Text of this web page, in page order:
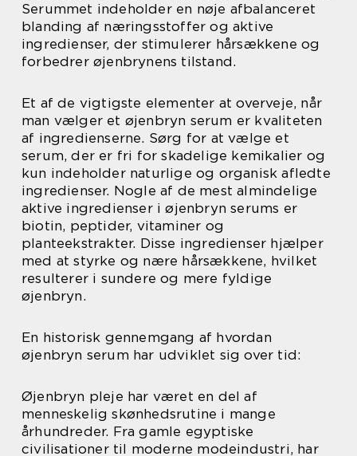
Serummet indeholder en nøje afbalanceret
blanding af næringsstoffer og aktive
ingredienser, der stimulerer hårsækkene og
forbedrer øjenbrynens tilstand.
Et af de vigtigste elementer at overveje, når
man vælger et øjenbryn serum er kvaliteten
af ingredienserne. Sørg for at vælge et
serum, der er fri for skadelige kemikalier og
kun indeholder naturlige og organisk afledte
ingredienser. Nogle af de mest almindelige
aktive ingredienser i øjenbryn serums er
biotin, peptider, vitaminer og
planteekstrakter. Disse ingredienser hjælper
med at styrke og nære hårsækkene, hvilket
resulterer i sundere og mere fyldige
øjenbryn.
En historisk gennemgang af hvordan
øjenbryn serum har udviklet sig over tid:
Øjenbryn pleje har været en del af
menneskelig skønhedsrutine i mange
århundreder. Fra gamle egyptiske
civilisationer til moderne modeindustri, har